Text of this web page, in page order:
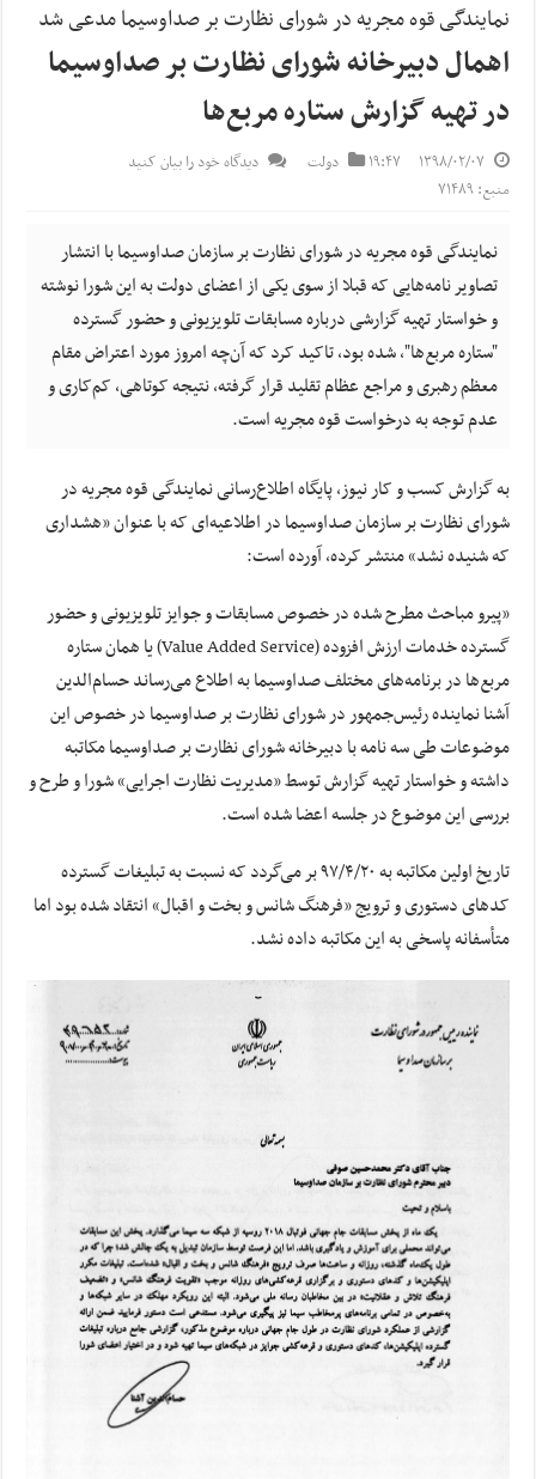
نمایندگی قوه مجریه در شورای نظارت بر صداوسیما مدعی شد
اهمال دبیرخانه شورای نظارت بر صداوسیما
در تهیه گزارش ستاره مربع‌ها
۱۳۹۸/۰۲/۰۷ ۱۹:۴۷ دولت
دیدگاه خود را بیان کنید
منبع: ۷۱۴۸۹
نمایندگی قوه مجریه در شورای نظارت بر سازمان صداوسیما با انتشار
تصاویر نامه‌هایی که قبلا از سوی یکی از اعضای دولت به این شورا نوشته
و خواستار تهیه گزارشی درباره مسابقات تلویزیونی و حضور گسترده
"ستاره مربع‌ها"، شده بود، تاکید کرد که آن‌چه امروز مورد اعتراض مقام
معظم رهبری و مراجع عظام تقلید قرار گرفته، نتیجه کوتاهی، کم‌کاری و
عدم توجه به درخواست قوه مجریه است.
به گزارش کسب و کار نیوز، پایگاه اطلاع‌رسانی نمایندگی قوه مجریه در
شورای نظارت بر سازمان صداوسیما در اطلاعیه‌ای که با عنوان «هشداری
که شنیده نشد» منتشر کرده، آورده است:
«پیرو مباحث مطرح شده در خصوص مسابقات و جوایز تلویزیونی و حضور
گسترده خدمات ارزش افزوده (Value Added Service) یا همان ستاره
مربع‌ها در برنامه‌های مختلف صداوسیما به اطلاع می‌رساند حسام‌الدین
آشنا نماینده رئیس‌جمهور در شورای نظارت بر صداوسیما در خصوص این
موضوعات طی سه نامه با دبیرخانه شورای نظارت بر صداوسیما مکاتبه
داشته و خواستار تهیه گزارش توسط «مدیریت نظارت اجرایی» شورا و طرح و
بررسی این موضوع در جلسه اعضا شده است.
تاریخ اولین مکاتبه به ۹۷/۴/۲۰ بر می‌گردد که نسبت به تبلیغات گسترده
کدهای دستوری و ترویج «فرهنگ شانس و بخت و اقبال» انتقاد شده بود اما
متأسفانه پاسخی به این مکاتبه داده نشد.